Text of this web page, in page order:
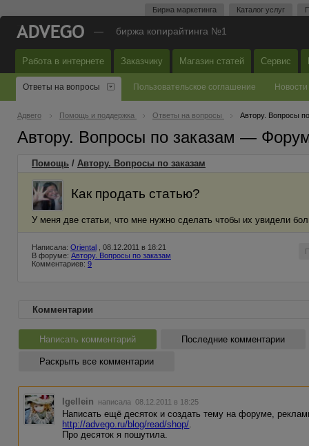
Биржа маркетинга Каталог услуг
— биржа копирайтинга №1
Работа в интернете Заказчику Магазин статей Сервис
Ответы на вопросы Пользовательское соглашение Новости
Адвего Помощь и поддержка Ответы на вопросы Автору. Вопросы
Автору. Вопросы по заказам —
Помощь / Автору. Вопросы по заказам
Как продать статью?
У меня две статьи, что мне нужно сделать чтобы их увидели
Написала: Oriental , 08.12.2011 в 18:21
В форуме: Автору. Вопросы по заказам
Комментариев: 9
Комментарии
Написать комментарий Последние комментарии
Раскрыть все комментарии
Igellein написала 08.12.2011 в 18:25
Написать ещё десяток и создать тему на форуме,
http://advego.ru/blog/read/shop/.
Про десяток я пошутила.